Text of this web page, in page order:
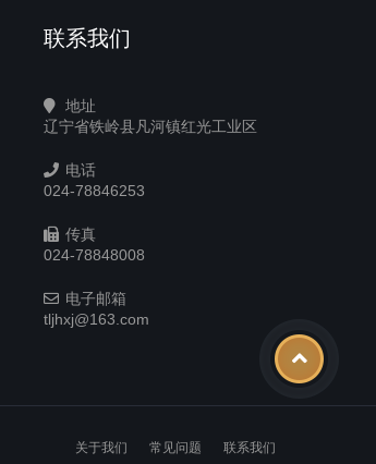
联系我们
地址
辽宁省铁岭县凡河镇红光工业区
电话
024-78846253
传真
024-78848008
电子邮箱
tljhxj@163.com
关于我们 常见问题 联系我们